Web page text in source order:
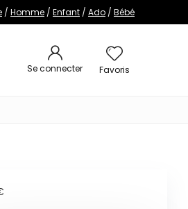
/ Homme / Enfant / Ado / Bébé
Se connecter Favoris